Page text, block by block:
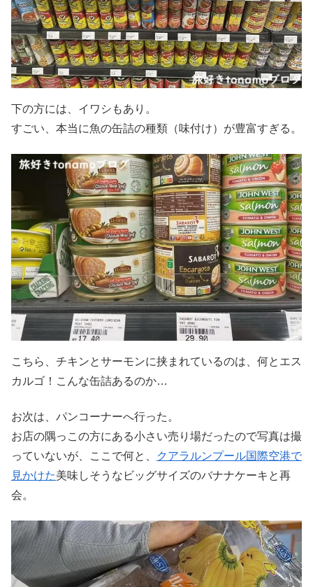
下の方には、イワシもあり。
すごい、本当に魚の缶詰の種類（味付け）が豊富すぎる。
こちら、チキンとサーモンに挟まれているのは、何とエス
カルゴ！こんな缶詰あるのか…
お次は、パンコーナーへ行った。
お店の隅っこの方にある小さい売り場だったので写真は撮
っていないが、ここで何と、
クアラルンプール国際空港で
見かけた美味しそうなビッグサイズのバナナケーキと再
会。